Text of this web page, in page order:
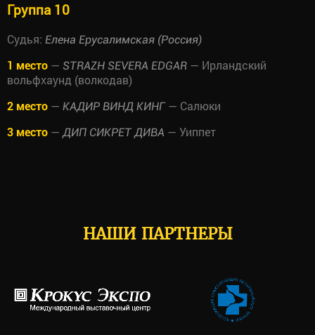
Группа 10
Судья: Елена Ерусалимская (Россия)
1 место — STRAZH SEVERA EDGAR — Ирландский
вольфхаунд (волкодав)
2 место — КАДИР ВИНД КИНГ — Салюки
3 место — ДИП СИКРЕТ ДИВА — Уиппет
НАШИ ПАРТНЕРЫ